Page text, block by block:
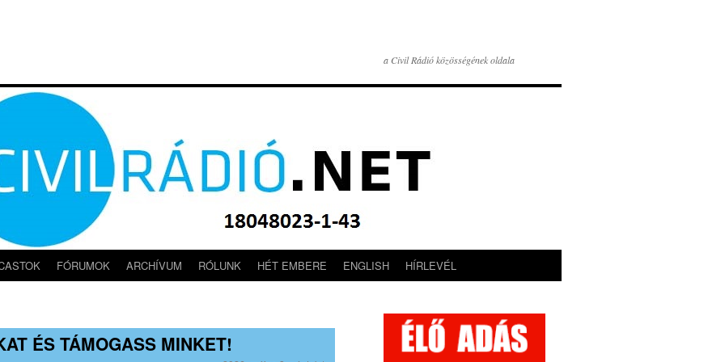
a Civil Rádió közösségének oldala
FÓRUMOK ARCHÍVUM RÓLUNK HÉT EMBERE ENGLISH HÍRLEVÉL
ÉS TÁMOGASS MINKET!